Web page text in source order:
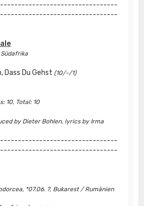
Südafrika
Dass Du Gehst (10/-/1)
10, Total: 10
by Dieter Bohlen, lyrics by Irma
*07.06. ?, Bukarest / Rumänien